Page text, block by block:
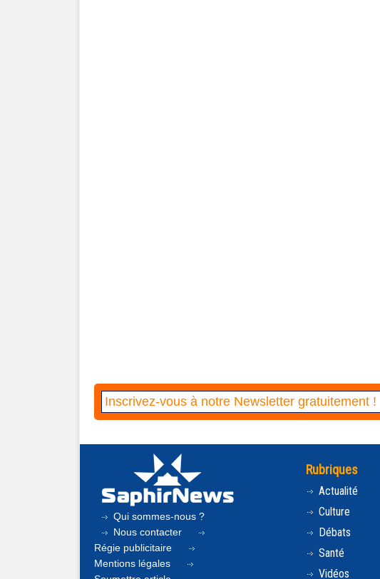
Qui sommes-nous ?
Nous contacter
Régie publicitaire
Mentions légales
Rubriques
Actualité
Culture
Débats
Santé
Vidéos